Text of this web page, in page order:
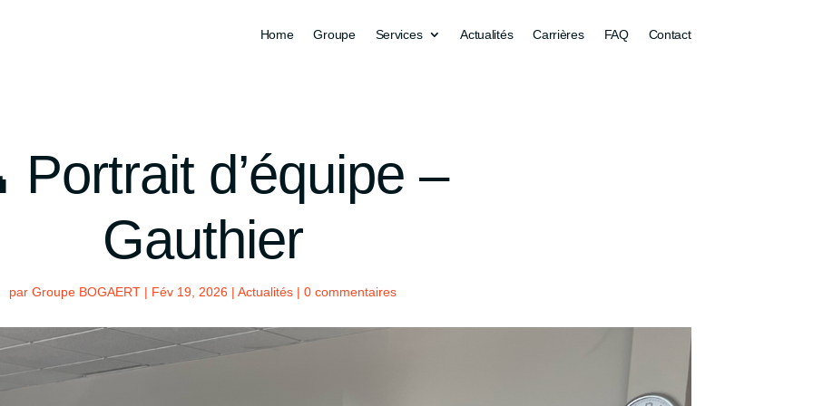
Home Groupe Services Actualités Carrières FAQ Contact
Portrait d’équipe –
Gauthier
parGroupe BOGAERT | Fév 19, 2026 |Actualités |0 commentaires